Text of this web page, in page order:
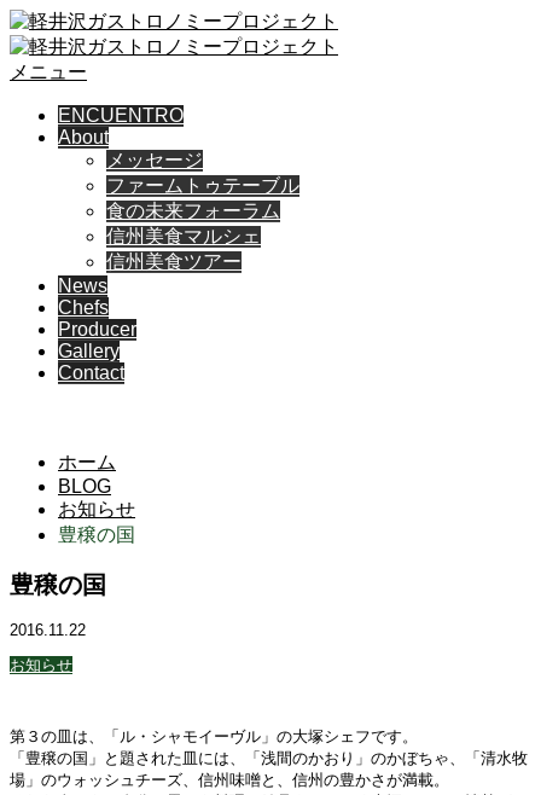
メニュー
ENCUENTRO
About
メッセージ
ファームトゥテーブル
食の未来フォーラム
信州美食マルシェ
信州美食ツアー
News
Chefs
Producer
Gallery
Contact
ホーム
BLOG
お知らせ
豊穣の国
豊穣の国
2016.11.22
お知らせ
第３の皿は、「ル・シャモイーヴル」の大塚シェフです。
「豊穣の国」と題された皿には、「浅間のかおり」のかぼちゃ、「清水牧
場」のウォッシュチーズ、信州味噌と、信州の豊かさが満載。